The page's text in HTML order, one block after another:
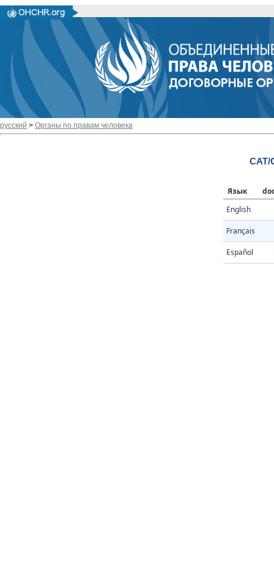
русский > Органы по правам человека
CAT/
Язык
English
Français
Español